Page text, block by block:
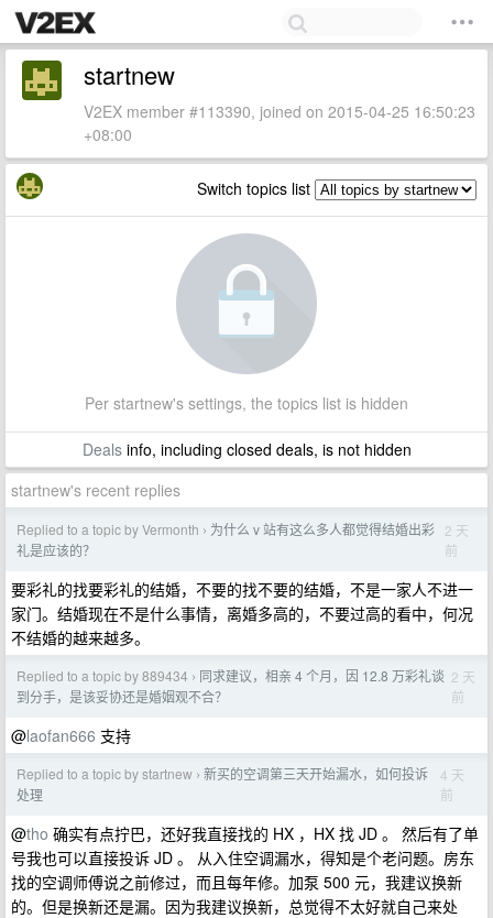
startnew
V2EX member #113390, joined on 2015-04-25 16:50:23
+08:00
Switch topics list
Per startnew's settings, the topics list is hidden
Dealsinfo, including closed deals, is not hidden
startnew's recent replies
Replied to a topic by Vermonth › 为什么 v 站有这么多人都觉得结婚出彩
礼是应该的？
2 天
前
要彩礼的找要彩礼的结婚，不要的找不要的结婚，不是一家人不进一
家门。结婚现在不是什么事情，离婚多高的，不要过高的看中，何况
不结婚的越来越多。
Replied to a topic by 889434 › 同求建议，相亲 4 个月，因 12.8 万彩礼谈
到分手，是该妥协还是婚姻观不合？
2 天
前
@laofan666 支持
Replied to a topic by startnew › 新买的空调第三天开始漏水，如何投诉
处理
4 天
前
@tho 确实有点拧巴，还好我直接找的 HX ，HX 找 JD 。 然后有了单
号我也可以直接投诉 JD 。 从入住空调漏水，得知是个老问题。房东
找的空调师傅说之前修过，而且每年修。加泵 500 元，我建议换新
的。但是换新还是漏。因为我建议换新，总觉得不太好就自己来处